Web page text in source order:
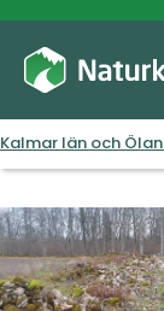
Kalmar län och